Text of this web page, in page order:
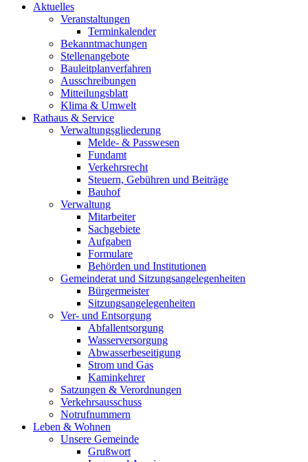
Aktuelles
Veranstaltungen
Terminkalender
Bekanntmachungen
Stellenangebote
Bauleitplanverfahren
Ausschreibungen
Mitteilungsblatt
Klima & Umwelt
Rathaus & Service
Verwaltungsgliederung
Melde- & Passwesen
Fundamt
Verkehrsrecht
Steuern, Gebühren und Beiträge
Bauhof
Verwaltung
Mitarbeiter
Sachgebiete
Aufgaben
Formulare
Behörden und Institutionen
Gemeinderat und Sitzungsangelegenheiten
Bürgermeister
Sitzungsangelegenheiten
Ver- und Entsorgung
Abfallentsorgung
Wasserversorgung
Abwasserbeseitigung
Strom und Gas
Kaminkehrer
Satzungen & Verordnungen
Verkehrsausschuss
Notrufnummern
Leben & Wohnen
Unsere Gemeinde
Grußwort